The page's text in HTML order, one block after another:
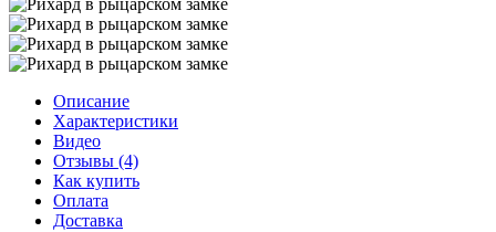
Описание
Характеристики
Видео
Отзывы (4)
Как купить
Оплата
Доставка